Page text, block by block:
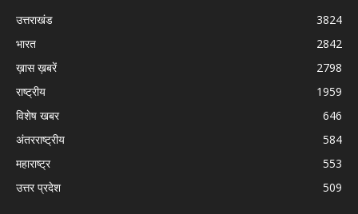
उत्तराखंड
3824
भारत
2842
ख़ास ख़बरें
2798
राष्ट्रीय
1959
विशेष खबर
646
अंतरराष्ट्रीय
584
महाराष्ट्र
553
उत्तर प्रदेश
509